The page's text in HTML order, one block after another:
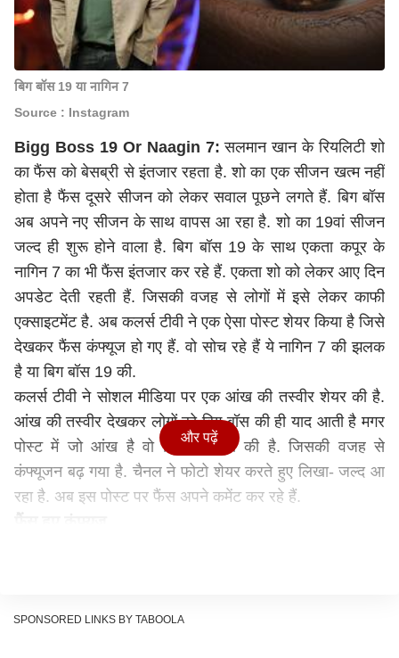
बिग बॉस 19 या नागिन 7
Source : Instagram
Bigg Boss 19 Or Naagin 7: सलमान खान के रियलिटी शो
का फैंस को बेसब्री से इंतजार रहता है. शो का एक सीजन खत्म नहीं
होता है फैंस दूसरे सीजन को लेकर सवाल पूछने लगते हैं. बिग बॉस
अब अपने नए सीजन के साथ वापस आ रहा है. शो का 19वां सीजन
जल्द ही शुरू होने वाला है. बिग बॉस 19 के साथ एकता कपूर के
नागिन 7 का भी फैंस इंतजार कर रहे हैं. एकता शो को लेकर आए दिन
अपडेट देती रहती हैं. जिसकी वजह से लोगों में इसे लेकर काफी
एक्साइटमेंट है. अब कलर्स टीवी ने एक ऐसा पोस्ट शेयर किया है जिसे
देखकर फैंस कंफ्यूज हो गए हैं. वो सोच रहे हैं ये नागिन 7 की झलक
है या बिग बॉस 19 की.
कलर्स टीवी ने सोशल मीडिया पर एक आंख की तस्वीर शेयर की है.
आंख की तस्वीर देखकर लोगों को बिग बॉस की ही याद आती है मगर
पोस्ट में जो आंख है वो किसी लड़की की है. जिसकी वजह से
कंफ्यूजन बढ़ गया है. चैनल ने फोटो शेयर करते हुए लिखा- जल्द आ
रहा है. अब इस पोस्ट पर फैंस अपने कमेंट कर रहे हैं.
उसका ही हिंट है. नागिन 7 अब और भी देर से आएगा शायद. एक ने
और पढ़ें
SPONSORED LINKS BY TABOOLA